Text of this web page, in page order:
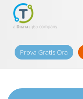
Prova Gratis Ora